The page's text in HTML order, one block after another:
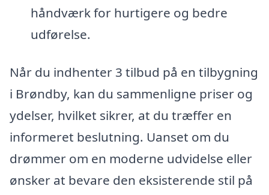
håndværk for hurtigere og bedre
udførelse.
Når du indhenter 3 tilbud på en tilbygning
i Brøndby, kan du sammenligne priser og
ydelser, hvilket sikrer, at du træffer en
informeret beslutning. Uanset om du
drømmer om en moderne udvidelse eller
ønsker at bevare den eksisterende stil på